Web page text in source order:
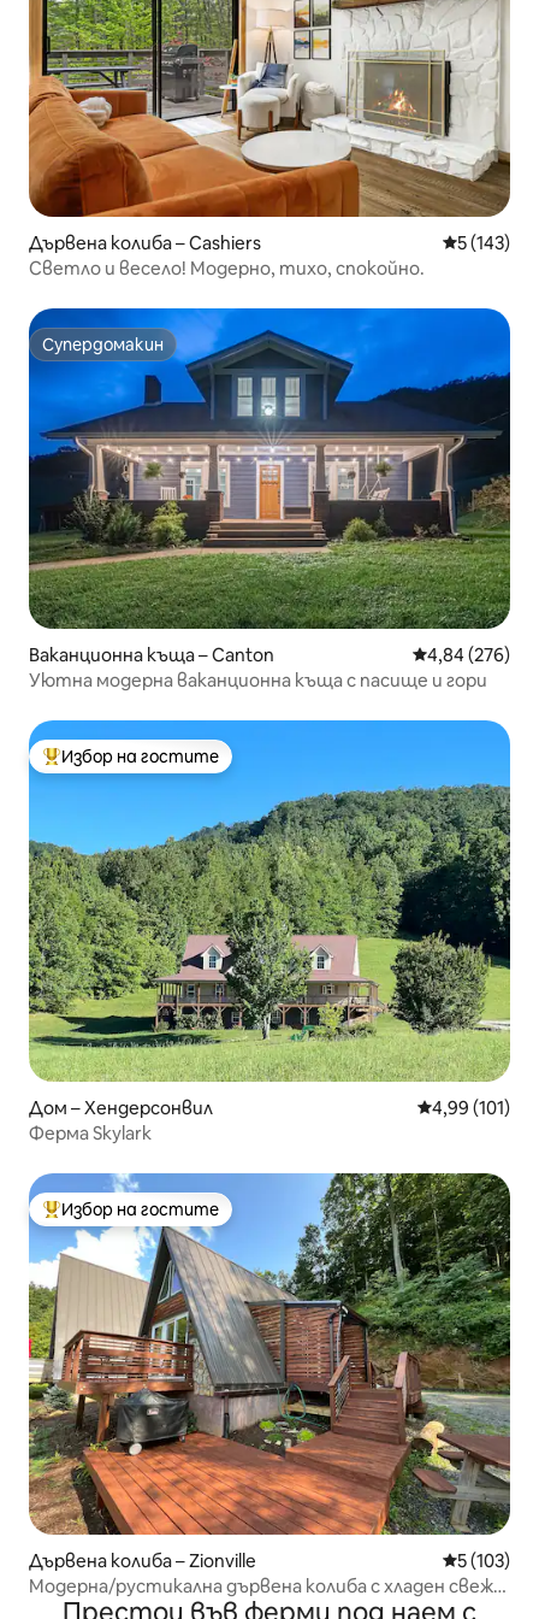
Дървена колиба – Cashiers Средна
5 (143)
Светло и весело! Модерно, тихо, спокойно.
Супердомакин
Супердомакин
Ваканционна къща – Canton Средна
4,84 (276)
Уютна модерна ваканционна къща с пасище и гори
Най-популярен избор на гостите
Избор на гостите
Дом – Хендерсонвил Средна
4,99 (101)
Ферма Skylark
Най-популярен избор на гостите
Избор на гостите
Дървена колиба – Zionville Средна
5 (103)
Модерна/рустикална дървена колиба с хладен свеж
планински въздух